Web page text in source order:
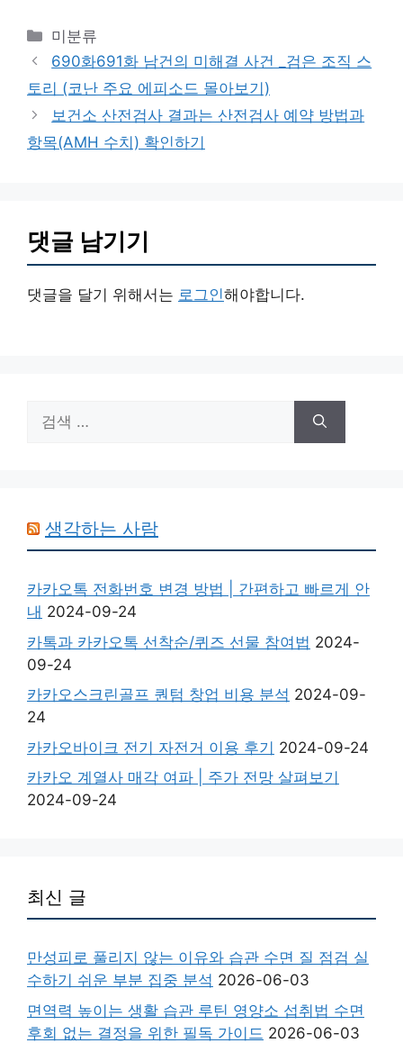
카
테
고
리
미분류
690화691화 남건의 미해결 사건 _검은 조직 스
토리 (코난 주요 에피소드 몰아보기)
보건소 산전검사 결과는 산전검사 예약 방법과
항목(AMH 수치) 확인하기
댓글 남기기
댓글을 달기 위해서는 로그인해야합니다.
색:
생각하는 사람
카카오톡 전화번호 변경 방법 | 간편하고 빠르게 안
내 2024-09-24
카톡과 카카오톡 선착순/퀴즈 선물 참여법 2024-
09-24
카카오스크린골프 퀀텀 창업 비용 분석 2024-09-
24
카카오바이크 전기 자전거 이용 후기 2024-09-24
카카오 계열사 매각 여파 | 주가 전망 살펴보기
2024-09-24
최신 글
만성피로 풀리지 않는 이유와 습관 수면 질 점검 실
수하기 쉬운 부분 집중 분석 2026-06-03
면역력 높이는 생활 습관 루틴 영양소 섭취법 수면
후회 없는 결정을 위한 필독 가이드 2026-06-03